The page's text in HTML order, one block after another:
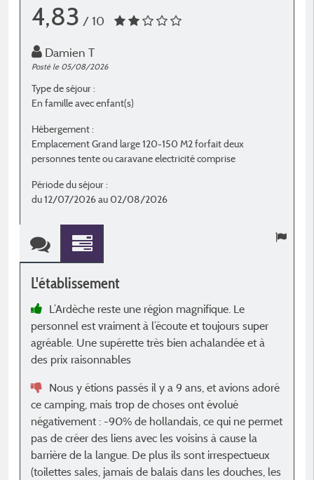
4,83 / 10
Damien T
Posté le 05/08/2026
Type de séjour :
En famille avec enfant(s)
Hébergement :
Emplacement Grand large 120-150 M2 forfait deux
personnes tente ou caravane electricité comprise
Période du séjour :
du 12/07/2026 au 02/08/2026
L'établissement
L’Ardèche reste une région magnifique. Le
personnel est vraiment à l’écoute et toujours super
agréable. Une supérette très bien achalandée et à
des prix raisonnables
Nous y étions passés il y a 9 ans, et avions adoré
ce camping, mais trop de choses ont évolué
négativement : -90% de hollandais, ce qui ne permet
pas de créer des liens avec les voisins à cause la
barrière de la langue. De plus ils sont irrespectueux
(toilettes sales, jamais de balais dans les douches, les